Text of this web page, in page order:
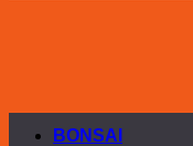
BONSAI